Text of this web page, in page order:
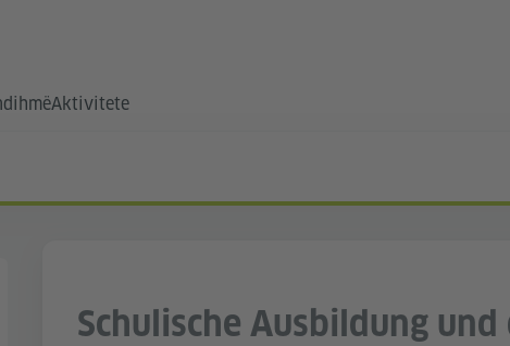
Aktivitete
Schulische Ausbildung